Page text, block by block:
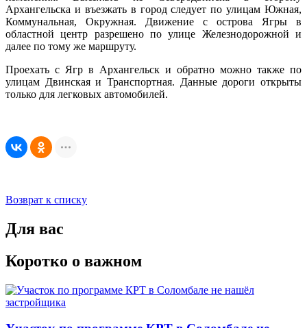
Архангельска и въезжать в город следует по улицам Южная,
Коммунальная, Окружная. Движение с острова Ягры в
областной центр разрешено по улице Железнодорожной и
далее по тому же маршруту.
Проехать с Ягр в Архангельск и обратно можно также по
улицам Двинская и Транспортная. Данные дороги открыты
только для легковых автомобилей.
Возврат к списку
Для вас
Коротко о важном